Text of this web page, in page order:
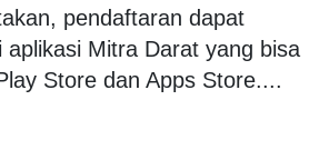
pendaftaran dapat
aplikasi Mitra Darat yang bisa
Store dan Apps Store....